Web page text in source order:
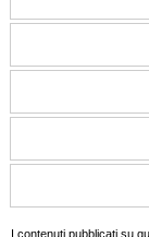
I contenuti pubblicati su